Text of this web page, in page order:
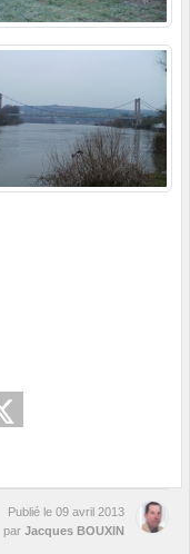
Publié le 09 avril 2013
par Jacques BOUXIN